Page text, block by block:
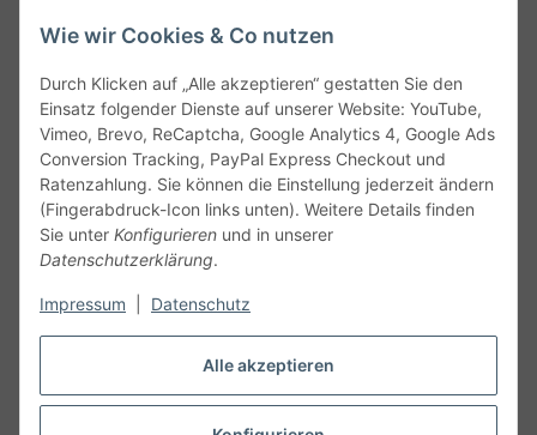
Alle akzeptieren
Wie wir Cookies & Co nutzen
Durch Klicken auf „Alle akzeptieren“ gestatten Sie den
Einsatz folgender Dienste auf unserer Website: YouTube,
Vimeo, Brevo, ReCaptcha, Google Analytics 4, Google Ads
Conversion Tracking, PayPal Express Checkout und
Ratenzahlung. Sie können die Einstellung jederzeit ändern
(Fingerabdruck-Icon links unten). Weitere Details finden
Sie unter Konfigurieren und in unserer
Datenschutzerklärung.
Impressum Datenschutz
Service
Gesetzliche Informationen
Alle technischen Angaben ohne Gewähr. Irrtümer und fehlerhafte
Angaben vorbehalten. Wenn Sie Datenblätter oder spezielle
unseren Kundenservice. Abbildungen der Artikel können
Vertrag widerrufen